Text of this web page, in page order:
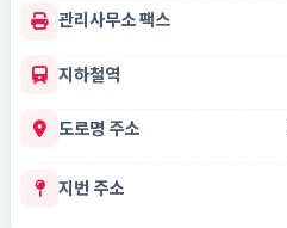
관리사무소 팩스
지하철역
도로명 주소
지번 주소